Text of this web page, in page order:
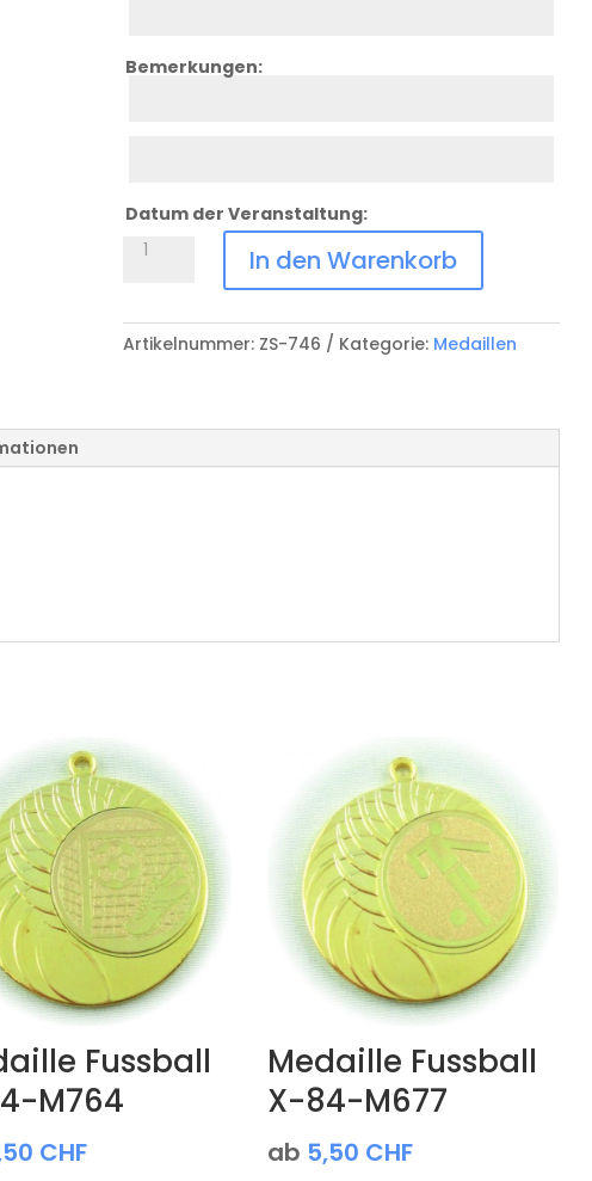
Bemerkungen:
Datum der Veranstaltung:
Glasmedaille
In den Warenkorb
Artikelnummer: ZS-746 Kategorie: Medaillen
Fussball
M764
CHF
Medaille Fussball
X-84-M677
ab 5,50 CHF